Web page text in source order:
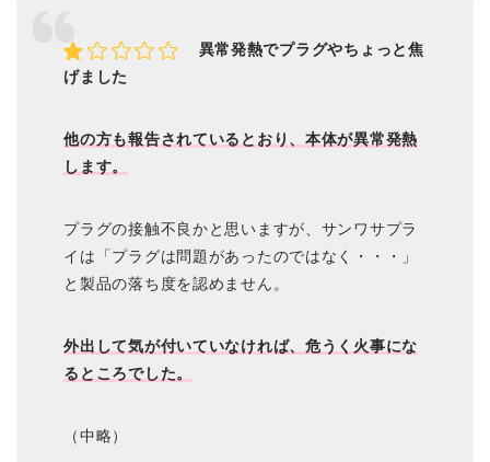
異常発熱でプラグやちょっと焦
げました
他の方も報告されているとおり、本体が異常発熱
します。
プラグの接触不良かと思いますが、サンワサプラ
イは「プラグは問題があったのではなく・・・」
と製品の落ち度を認めません。
外出して気が付いていなければ、危うく火事にな
るところでした。
（中略）